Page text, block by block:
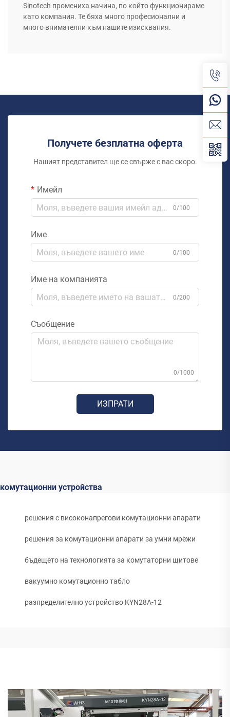
Sinotech промениха начина, по който функционираме
като компания. Те бяха много професионални и
много внимателни към нашите изисквания.
Получете безплатна оферта
Нашият представител ще се свърже с вас скоро.
Имейл
0/100
Име
0/100
Име на компанията
0/200
Съобщение
0/1000
ИЗПРАТИ
комутационни устройства
решения с високонапрегови комутационни апарати
решения за комутационни апарати за умни мрежи
бъдещето на технологията за комутаторни щитове
вакуумно комутационно табло
разпределително устройство KYN28A-12